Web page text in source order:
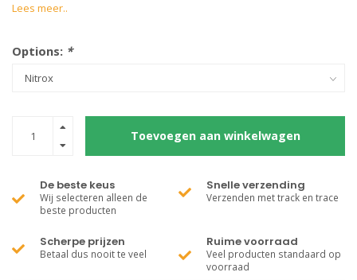
Lees meer..
Options: *
Toevoegen aan winkelwagen
De beste keus
Wij selecteren alleen de
beste producten
Snelle verzending
Verzenden met track en trace
Scherpe prijzen
Betaal dus nooit te veel
Ruime voorraad
Veel producten standaard op
voorraad